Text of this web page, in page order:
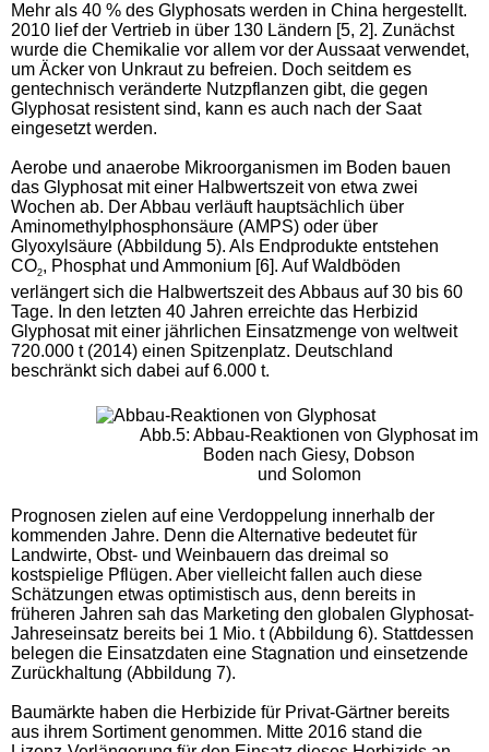
Mehr als 40 % des Glyphosats werden in China hergestellt.
2010 lief der Vertrieb in über 130 Ländern [5, 2]. Zunächst
wurde die Chemikalie vor allem vor der Aussaat verwendet,
um Äcker von Unkraut zu befreien. Doch seitdem es
gentechnisch veränderte Nutzpflanzen gibt, die gegen
Glyphosat resistent sind, kann es auch nach der Saat
eingesetzt werden.
Aerobe und anaerobe Mikroorganismen im Boden bauen
das Glyphosat mit einer Halbwertszeit von etwa zwei
Wochen ab. Der Abbau verläuft hauptsächlich über
Aminomethylphosphonsäure (AMPS) oder über
Glyoxylsäure (Abbildung 5). Als Endprodukte entstehen
CO2, Phosphat und Ammonium [6]. Auf Waldböden
verlängert sich die Halbwertszeit des Abbaus auf 30 bis 60
Tage. In den letzten 40 Jahren erreichte das Herbizid
Glyphosat mit einer jährlichen Einsatzmenge von weltweit
720.000 t (2014) einen Spitzenplatz. Deutschland
beschränkt sich dabei auf 6.000 t.
Abb.5: Abbau-Reaktionen von Glyphosat im
Boden nach Giesy, Dobson
und Solomon
Prognosen zielen auf eine Verdoppelung innerhalb der
kommenden Jahre. Denn die Alternative bedeutet für
Landwirte, Obst- und Weinbauern das dreimal so
kostspielige Pflügen. Aber vielleicht fallen auch diese
Schätzungen etwas optimistisch aus, denn bereits in
früheren Jahren sah das Marketing den globalen Glyphosat-
Jahreseinsatz bereits bei 1 Mio. t (Abbildung 6). Stattdessen
belegen die Einsatzdaten eine Stagnation und einsetzende
Zurückhaltung (Abbildung 7).
Baumärkte haben die Herbizide für Privat-Gärtner bereits
aus ihrem Sortiment genommen. Mitte 2016 stand die